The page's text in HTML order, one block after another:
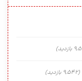
(9,542 بازدید)